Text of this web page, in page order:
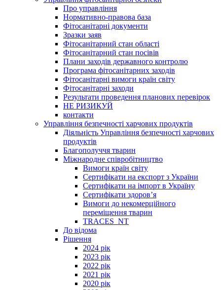
Про управління
Нормативно-правова база
Фітосанітарні документи
Зразки заяв
Фітосанітарний стан області
Фітосанітарний стан посівів
Плани заходів державного контролю
Програма фітосанітарних заходів
Фітосанітарні вимоги країн світу
Фітосанітарні заходи
Результати проведення планових перевірок
НЕ РИЗИКУЙ
контакти
Управління безпечності харчових продуктів
Діяльність Управління безпечності харчових
продуктів
Благополуччя тварин
Міжнародне співробітництво
Вимоги країн світу
Сертифікати на експорт з України
Сертифікати на імпорт в Україну
Сертифікати здоров’я
Вимоги до некомерційного
переміщення тварин
TRACES_NT
До відома
Рішення
2024 рік
2023 рік
2022 рік
2021 рік
2020 рік